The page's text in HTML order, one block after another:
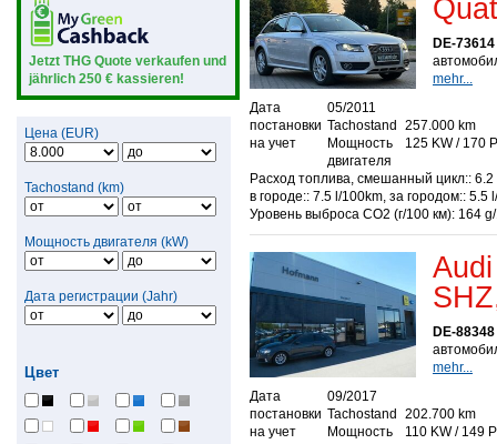
Jetzt THG Quote verkaufen und
jährlich 250 € kassieren!
Цена (EUR)
Tachostand (km)
Мощность двигателя (kW)
Дата регистрации (Jahr)
Цвет
DE-
mehr...
Дата
постановки
на учет
05/2011
Tachostand
257.000 km
Мощность
двигателя
125 KW / 170
Расход топлива, смешанный цикл:: 6.2
в городе:: 7.5 l/100km, за городом:: 5.5
Уровень выброса СО2 (г/100 км): 164
DE-
mehr...
Дата
постановки
на учет
09/2017
Tachostand
202.700 km
Мощность
110 KW / 149